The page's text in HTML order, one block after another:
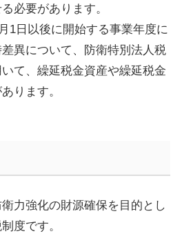
必要があります。
月 1 日以後に開始する事業年度に
異について、防衛特別法人税
て、繰延税金資産や繰延税金
ります。
力強化の財源確保を目的とし
度です。